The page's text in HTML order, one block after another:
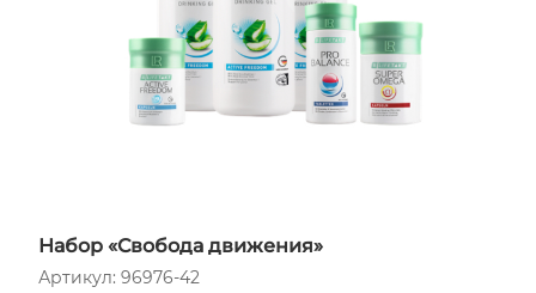
Набор «Свобода движения»
Артикул: 96976-42